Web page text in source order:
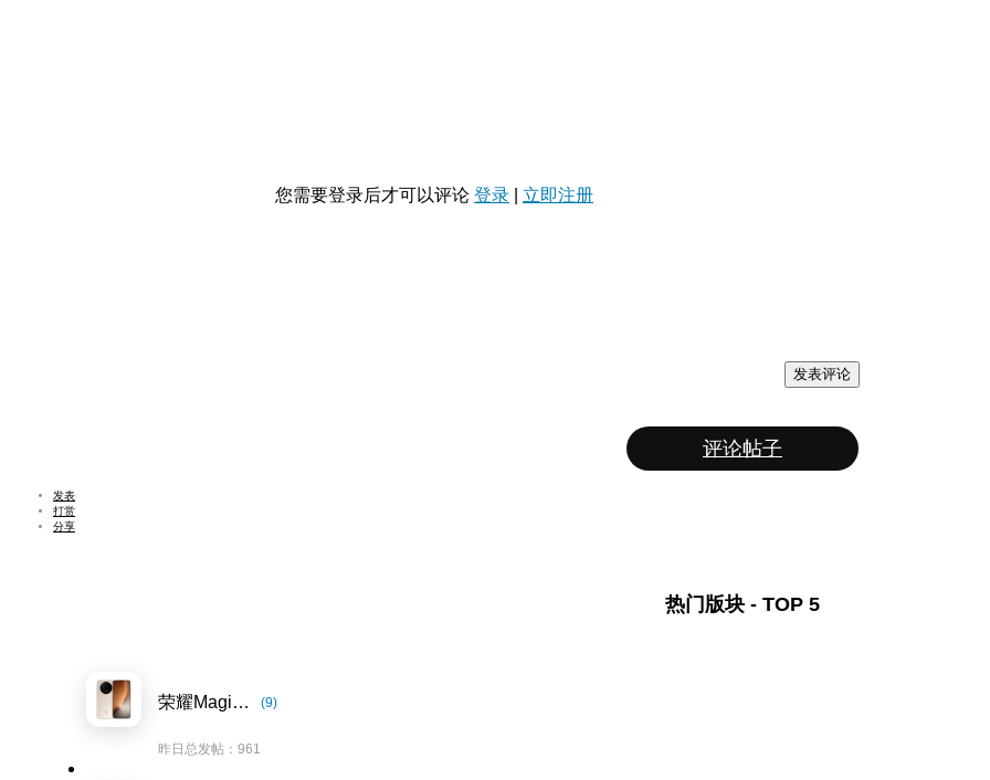
您需要登录后才可以评论 登录 立即注册
发表评论
评论帖子
发表
打赏
分享
热门版块 - TOP 5
荣耀Magic8系列 (9)
昨日总发帖：961